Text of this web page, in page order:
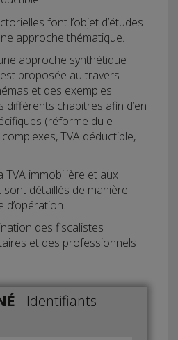
font l’objet d’études
approche thématique.
approche synthétique
proposée au travers
et des exemples
chapitres afin d’en
(réforme du e-
TVA déductible,
TVA immobilière et aux
sont détaillés de manière
d’opération.
des fiscalistes
et des professionnels
- Identifiants